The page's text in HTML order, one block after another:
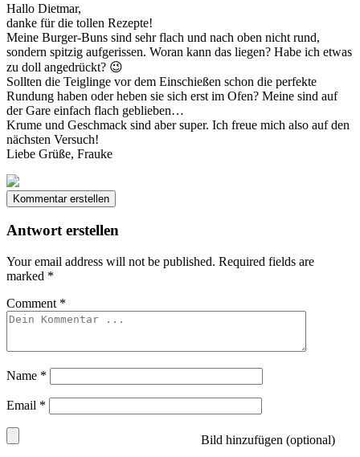
Hallo Dietmar,
danke für die tollen Rezepte!
Meine Burger-Buns sind sehr flach und nach oben nicht rund,
sondern spitzig aufgerissen. Woran kann das liegen? Habe ich etwas
zu doll angedrückt? 😉
Sollten die Teiglinge vor dem Einschießen schon die perfekte
Rundung haben oder heben sie sich erst im Ofen? Meine sind auf
der Gare einfach flach geblieben…
Krume und Geschmack sind aber super. Ich freue mich also auf den
nächsten Versuch!
Liebe Grüße, Frauke
Kommentar erstellen
Antwort erstellen
Your email address will not be published. Required fields are
marked *
Comment *
Name *
Email *
Bild hinzufügen (optional)